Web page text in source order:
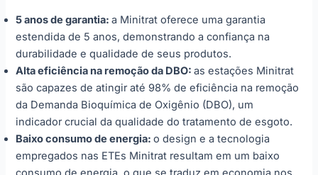
5 anos de garantia:a Minitrat oferece uma garantia
estendida de 5 anos, demonstrando a confiança na
durabilidade e qualidade de seus produtos.
Alta eficiência na remoção da DBO:as estações Minitrat
são capazes de atingir até 98% de eficiência na remoção
da Demanda Bioquímica de Oxigênio (DBO), um
indicador crucial da qualidade do tratamento de esgoto.
Baixo consumo de energia:o design e a tecnologia
empregados nas ETEs Minitrat resultam em um baixo